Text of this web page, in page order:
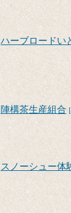
ハーブロードい
陣構茶生産組合
スノーシュー体